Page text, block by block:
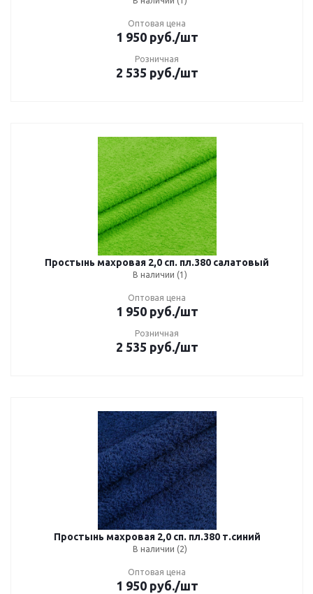
Оптовая цена
1 950руб./шт
Розничная
2 535 руб./шт
Простынь махровая 2,0 сп. пл.380 салатовый
В наличии (1)
Оптовая цена
1 950руб./шт
Розничная
2 535 руб./шт
Простынь махровая 2,0 сп. пл.380 т.синий
В наличии (2)
Оптовая цена
1 950руб./шт